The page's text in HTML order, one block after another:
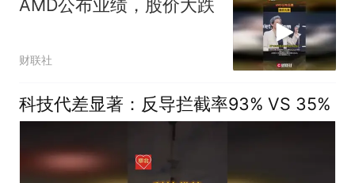
AMD公布业绩，股价大跌
财联社
科技代差显著：反导拦截率93% VS 35%